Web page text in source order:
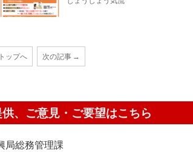
ップへ 次の記事 →
、ご意見・ご要望はこちら
局総務管理課